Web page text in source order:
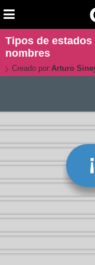
Tipos de
nombres
Creado por:Arturo